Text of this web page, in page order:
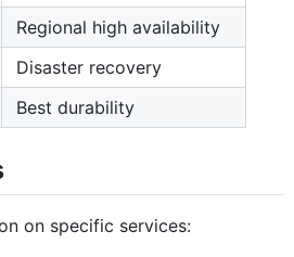
Regional high availability
Disaster recovery
Best durability
on specific services: